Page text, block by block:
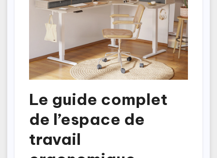
Le guide complet
de l’espace de
travail